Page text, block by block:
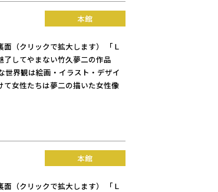
本館
（クリックで拡大します） 「Ｌ
してやまない竹久夢二の作品
世界観は絵画・イラスト・デザイ
女性たちは夢二の描いた女性像
本館
（クリックで拡大します） 「Ｌ